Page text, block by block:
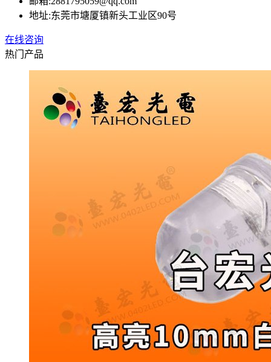
地址:东莞市塘厦镇新头工业区90号
在线咨询
热门产品